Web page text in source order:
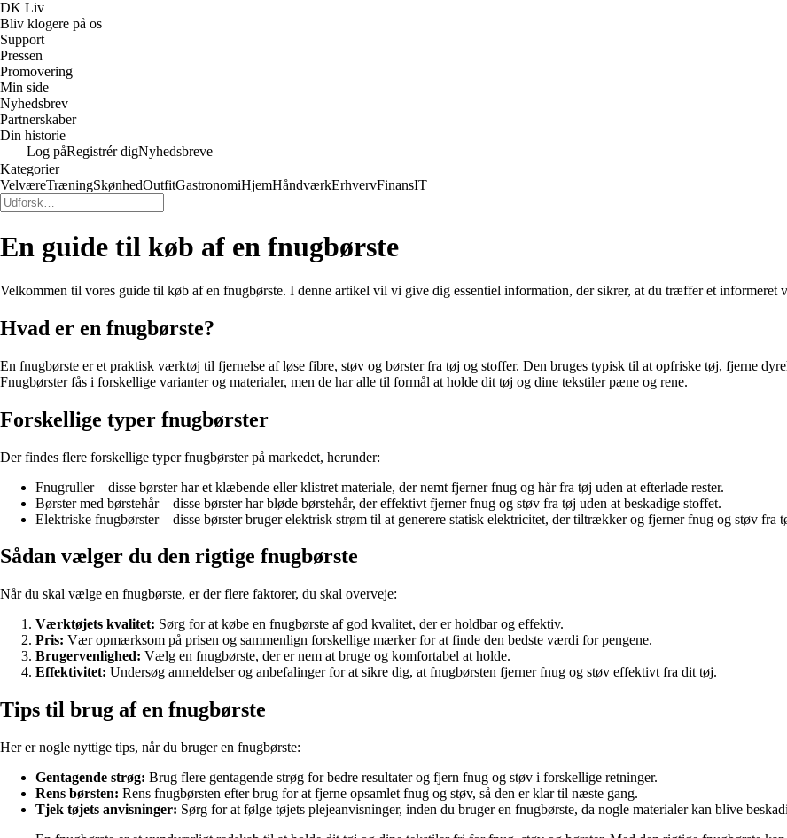
DK Liv
Bliv klogere på os
Support
Pressen
Promovering
Min side
Nyhedsbrev
Partnerskaber
Din historie
Log påRegistrér digNyhedsbreve
Kategorier
VelværeTræningSkønhedOutfitGastronomiHjemHåndværkErhvervFinansIT
En guide til køb af en fnugbørste
Velkommen til vores guide til køb af en fnugbørste. I denne artikel vil vi give dig essentiel information, der sikrer, at du træffer et informeret
Hvad er en fnugbørste?
En fnugbørste er et praktisk værktøj til fjernelse af løse fibre, støv og børster fra tøj og stoffer. Den bruges typisk til at opfriske tøj, fjerne
Fnugbørster fås i forskellige varianter og materialer, men de har alle til formål at holde dit tøj og dine tekstiler pæne og rene.
Forskellige typer fnugbørster
Der findes flere forskellige typer fnugbørster på markedet, herunder:
Fnugruller – disse børster har et klæbende eller klistret materiale, der nemt fjerner fnug og hår fra tøj uden at efterlade rester.
Børster med børstehår – disse børster har bløde børstehår, der effektivt fjerner fnug og støv fra tøj uden at beskadige stoffet.
Elektriske fnugbørster – disse børster bruger elektrisk strøm til at generere statisk elektricitet, der tiltrækker og fjerner fnug og støv fra
Sådan vælger du den rigtige fnugbørste
Når du skal vælge en fnugbørste, er der flere faktorer, du skal overveje:
Værktøjets kvalitet: Sørg for at købe en fnugbørste af god kvalitet, der er holdbar og effektiv.
Pris: Vær opmærksom på prisen og sammenlign forskellige mærker for at finde den bedste værdi for pengene.
Brugervenlighed: Vælg en fnugbørste, der er nem at bruge og komfortabel at holde.
Effektivitet: Undersøg anmeldelser og anbefalinger for at sikre dig, at fnugbørsten fjerner fnug og støv effektivt fra dit tøj.
Tips til brug af en fnugbørste
Her er nogle nyttige tips, når du bruger en fnugbørste:
Gentagende strøg: Brug flere gentagende strøg for bedre resultater og fjern fnug og støv i forskellige retninger.
Rens børsten: Rens fnugbørsten efter brug for at fjerne opsamlet fnug og støv, så den er klar til næste gang.
Tjek tøjets anvisninger: Sørg for at følge tøjets plejeanvisninger, inden du bruger en fnugbørste, da nogle materialer kan blive